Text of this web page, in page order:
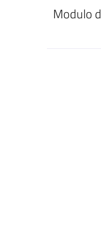
Modulo